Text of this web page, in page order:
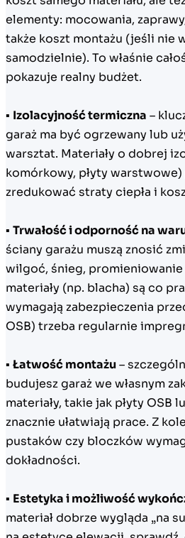
elementy: mocowania,
także koszt montażu (jeśli nie
samodzielnie). To właśnie
pokazuje realny budżet.
▪ Izolacyjność termiczna –
garaż ma być ogrzewany lub
warsztat. Materiały o dobrej
komórkowy, płyty warstwowe)
zredukować straty ciepła i
▪ Trwałość i odporność na
ściany garażu muszą znosić
wilgoć, śnieg,
materiały (np. blacha) są co
wymagają zabezpieczenia
OSB) trzeba regularnie
▪ Łatwość montażu–
budujesz garaż we własnym
materiały, takie jak płyty OSB
znacznie ułatwiają prace. Z
pustaków czy bloczków
dokładności.
▪ Estetyka i możliwość
materiał dobrze wygląda „na